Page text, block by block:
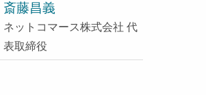
斎藤昌義
ネットコマース株式会社 代
表取締役